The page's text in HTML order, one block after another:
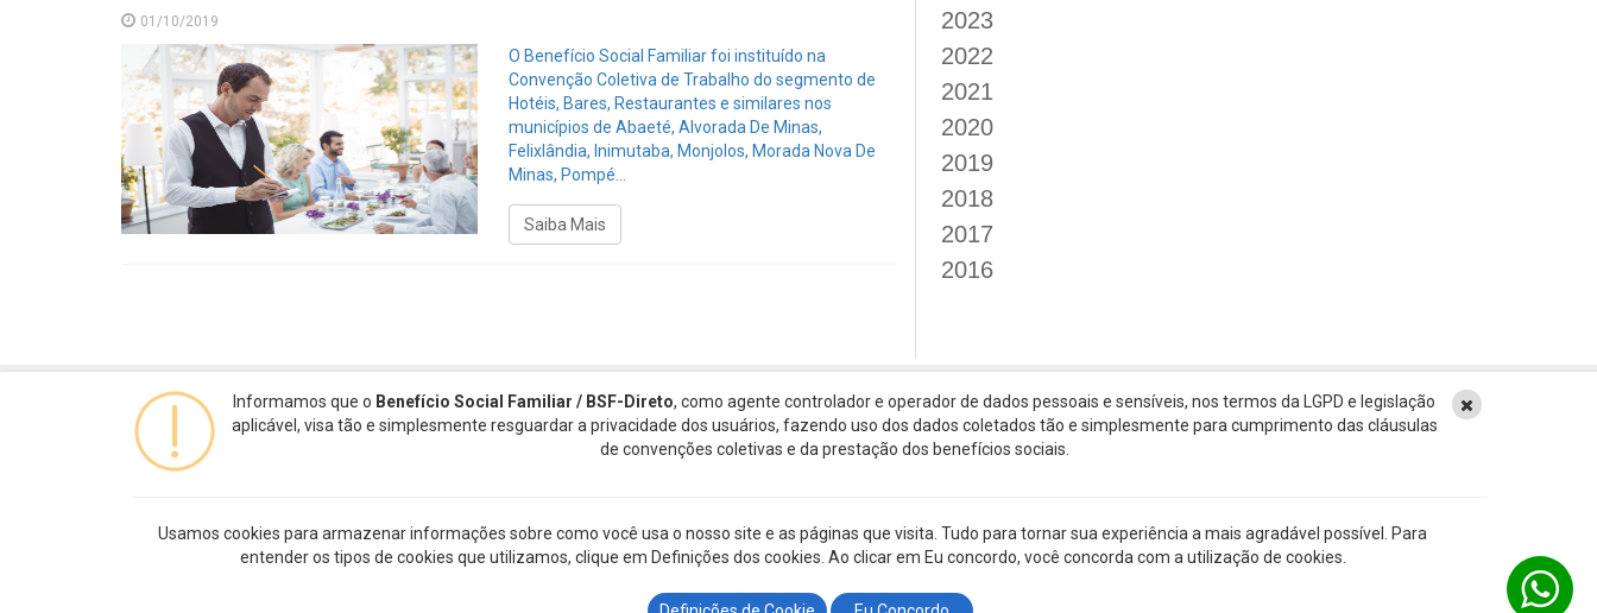
Informamos que o Benefício Social Familiar / BSF-Direto, como agente controlador e operador de dados pessoais e sensíveis, nos termos da LGPD e legislação
aplicável, visa tão e simplesmente resguardar a privacidade dos usuários, fazendo uso dos dados coletados tão e simplesmente para cumprimento das cláusulas
de convenções coletivas e da prestação dos benefícios sociais.
Usamos cookies para armazenar informações sobre como você usa o nosso site e as páginas que visita. Tudo para tornar sua experiência a mais agradável possível. Para
entender os tipos de cookies que utilizamos, clique em Definições dos cookies. Ao clicar em Eu concordo, você concorda com a utilização de cookies.
01/10/2019
O Benefício Social Familiar foi instituído na
Convenção Coletiva de Trabalho do segmento de
Hotéis, Bares, Restaurantes e similares nos
municípios de Abaeté, Alvorada De Minas,
Felixlândia, Inimutaba, Monjolos, Morada Nova De
Minas, Pompé...
Saiba Mais
2023
2022
2021
2020
2019
2018
2017
2016
Clique aqui para
Atendimento
ATENDIMENTO WHATSAPP CLIQUE AQUI
(19) 99600-0620